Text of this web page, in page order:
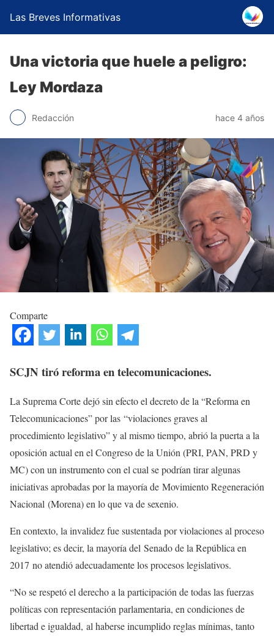
Las Breves Informativas
Una victoria que huele a peligro:
Ley Mordaza
Redacción hace 4 años
Comparte
SCJN tiró reforma en telecomunicaciones.
La Suprema Corte dejó sin efecto el decreto de la “Reforma en
Telecomunicaciones” por las “violaciones graves al
procedimiento legislativo” y al mismo tiempo, abrió la puerta a la
oposición actual en el Congreso de la Unión (PRI, PAN, PRD y
MC) con un instrumento con el cual se podrían tirar algunas
iniciativas aprobadas por la mayoría de Movimiento Regeneración
Nacional (Morena) en lo que va de sexenio.
En contexto, la invalidez fue sustentada por violaciones al proceso
legislativo; es decir, la mayoría del Senado de la República en
2017 no atendió adecuadamente los procesos legislativos.
“No se respetó el derecho a la participación de todas las fuerzas
políticas con representación parlamentaria, en condiciones de
libertad e igualdad, al haberse incumplido reglas mínimas, tanto